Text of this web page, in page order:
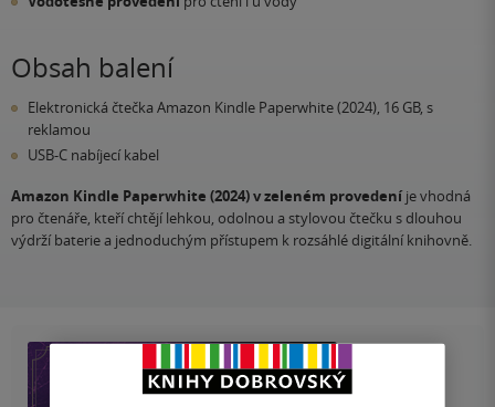
Obsah balení
Elektronická čtečka Amazon Kindle Paperwhite (2024), 16 GB, s
reklamou
USB-C nabíjecí kabel
Amazon Kindle Paperwhite (2024) v zeleném provedení je vhodná
pro čtenáře, kteří chtějí lehkou, odolnou a stylovou čtečku s dlouhou
výdrží baterie a jednoduchým přístupem k rozsáhlé digitální knihovně.